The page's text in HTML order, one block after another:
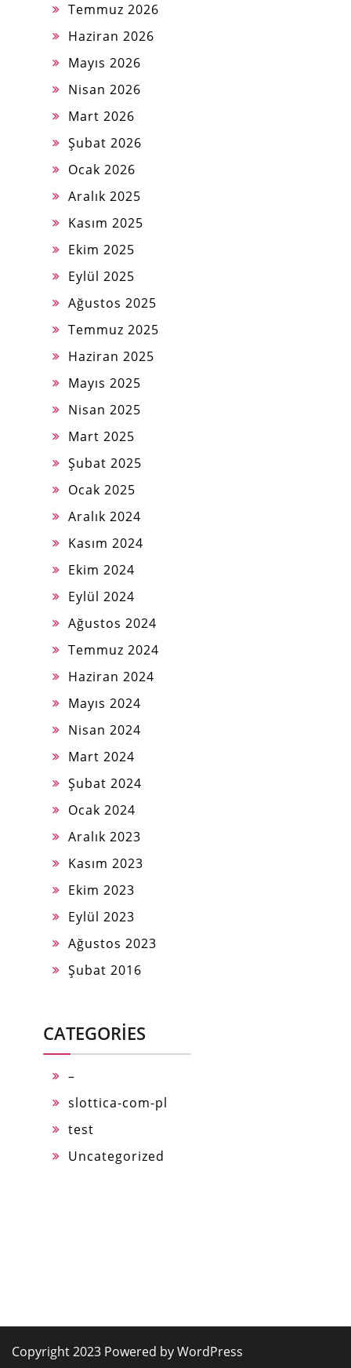
Temmuz 2026
Haziran 2026
Mayıs 2026
Nisan 2026
Mart 2026
Şubat 2026
Ocak 2026
Aralık 2025
Kasım 2025
Ekim 2025
Eylül 2025
Ağustos 2025
Temmuz 2025
Haziran 2025
Mayıs 2025
Nisan 2025
Mart 2025
Şubat 2025
Ocak 2025
Aralık 2024
Kasım 2024
Ekim 2024
Eylül 2024
Ağustos 2024
Temmuz 2024
Haziran 2024
Mayıs 2024
Nisan 2024
Mart 2024
Şubat 2024
Ocak 2024
Aralık 2023
Kasım 2023
Ekim 2023
Eylül 2023
Ağustos 2023
Şubat 2016
CATEGORIES
–
slottica-com-pl
test
Uncategorized
Copyright 2023 Powered by WordPress